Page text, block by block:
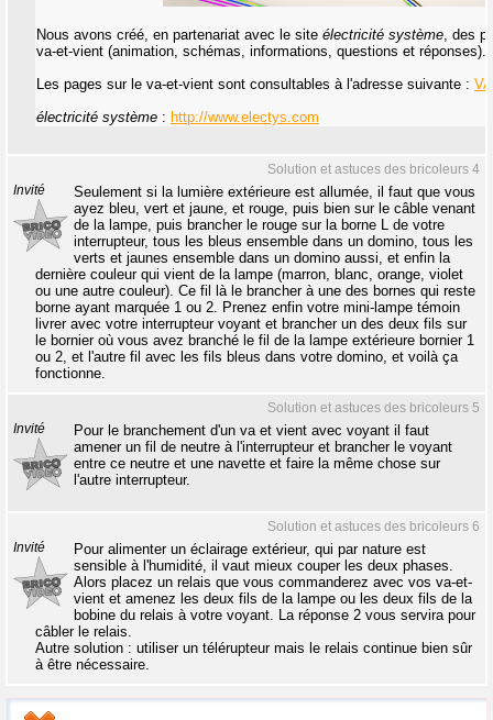
Nous avons créé, en partenariat avec le site électricité système, des
va-et-vient (animation, schémas, informations, questions et réponses).
Les pages sur le va-et-vient sont consultables à l'adresse suivante :
électricité système : http://www.electys.com
Solution et astuces des bricoleurs 4
Invité
Seulement si la lumière extérieure est allumée, il faut que vous
ayez bleu, vert et jaune, et rouge, puis bien sur le câble venant
de la lampe, puis brancher le rouge sur la borne L de votre
interrupteur, tous les bleus ensemble dans un domino, tous les
verts et jaunes ensemble dans un domino aussi, et enfin la
dernière couleur qui vient de la lampe (marron, blanc, orange, violet
ou une autre couleur). Ce fil là le brancher à une des bornes qui reste
borne ayant marquée 1 ou 2. Prenez enfin votre mini-lampe témoin
livrer avec votre interrupteur voyant et brancher un des deux fils sur
le bornier où vous avez branché le fil de la lampe extérieure bornier 1
ou 2, et l'autre fil avec les fils bleus dans votre domino, et voilà ça
fonctionne.
Solution et astuces des bricoleurs 5
Invité
Pour le branchement d'un va et vient avec voyant il faut
amener un fil de neutre à l'interrupteur et brancher le voyant
entre ce neutre et une navette et faire la même chose sur
l'autre interrupteur.
Solution et astuces des bricoleurs 6
Invité
Pour alimenter un éclairage extérieur, qui par nature est
sensible à l'humidité, il vaut mieux couper les deux phases.
Alors placez un relais que vous commanderez avec vos va-et-
vient et amenez les deux fils de la lampe ou les deux fils de la
bobine du relais à votre voyant. La réponse 2 vous servira pour
câbler le relais.
Autre solution : utiliser un télérupteur mais le relais continue bien sûr
à être nécessaire.